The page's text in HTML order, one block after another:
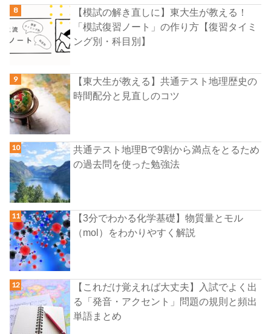
【模試の解き直しに】東大生が教える！
「模試復習ノート」の作り方【復習タイミ
ング別・科目別】
【東大生が教える】共通テスト地理歴史の
時間配分と見直しのコツ
共通テスト地理Bで9割から満点をとるため
の過去問を使った勉強法
【3分でわかる化学基礎】物質量とモル
（mol）をわかりやすく解説
【これだけ覚えれば大丈夫】入試でよく出
る「発音・アクセント」問題の規則と頻出
単語まとめ